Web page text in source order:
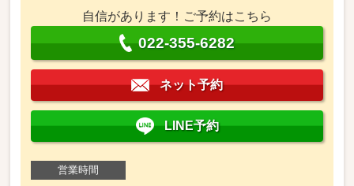
自信があります！ご予約はこちら
022-355-6282
ネット予約
LINE予約
営業時間